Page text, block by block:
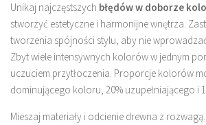
Unikaj najczęstszych błędów w doborze
stworzyć estetyczne i harmonijne wnętrza.
tworzenia spójności stylu, aby nie
Zbyt wiele intensywnych kolorów w jednym
uczuciem przytłoczenia. Proporcje kolorów
dominującego koloru, 20% uzupełniającego i
Mieszaj materiały i odcienie drewna z